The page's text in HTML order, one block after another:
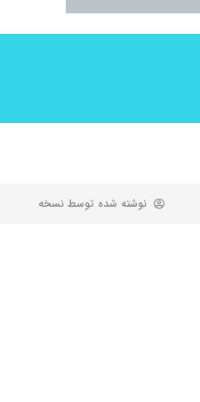
نوشته شده توسط نسخه